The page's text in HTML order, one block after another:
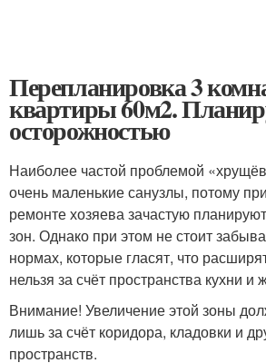
Перепланировка 3
квартиры 60м2.
осторожностью
Наиболее частой проблемой
очень маленькие санузлы, потому
ремонте хозяева зачастую
зон. Однако при этом не стоит
нормах, которые гласят, что
нельзя за счёт пространства кухни и
Внимание! Увеличение этой зоны
лишь за счёт коридора, кладовки и
пространств.